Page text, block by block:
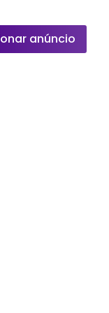
anúncio